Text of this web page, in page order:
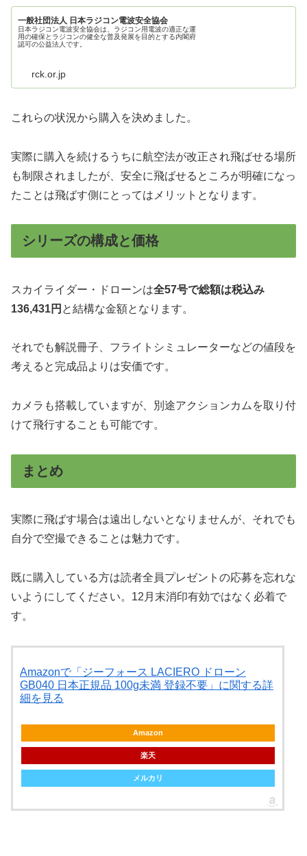
一般社団法人 日本ラジコン電波安全協会
日本ラジコン電波安全協会は、ラジコン用電波の適正な運
用の確保とラジコンの健全な普及発展を目的とする内閣府
認可の公益法人です。
rck.or.jp
これらの状況から購入を決めました。
実際に購入を続けるうちに航空法が改正され飛ばせる場所
も制限されましたが、安全に飛ばせるところが明確になっ
たことは飛ばす側にとってはメリットとなります。
シリーズの構成と価格
スカイライダー・ドローンは全57号で総額は税込み
136,431円 と結構な金額となります。
それでも解説冊子、フライトシミュレーターなどの値段を
考えると完成品よりは安価です。
カメラも搭載していますが、別途アクションカムを取り付
けて飛行することも可能です。
まとめ
実際に飛ばす場合は遠出しないとなりませんが、それでも
自分で空撮できることは魅力です。
既に購入している方は読者全員プレゼントの応募を忘れな
いようにしてください。12月末消印有効ではなく必着で
す。
Amazonで「ジーフォース LACIERO ドローン
GB040 日本正規品 100g未満 登録不要」に関する詳
細を見る
Amazon
楽天
メルカリ